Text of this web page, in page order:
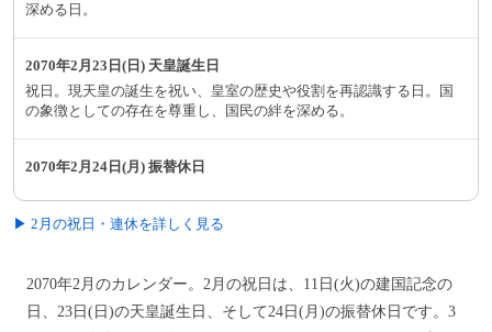
深める日。
2070年2月23日(日) 天皇誕生日
祝日。現天皇の誕生を祝い、皇室の歴史や役割を再認識する日。国
の象徴としての存在を尊重し、国民の絆を深める。
2070年2月24日(月) 振替休日
▶ 2月の祝日・連休を詳しく見る
2070年2月のカレンダー。2月の祝日は、11日(火)の建国記念の
日、23日(日)の天皇誕生日、そして24日(月)の振替休日です。3